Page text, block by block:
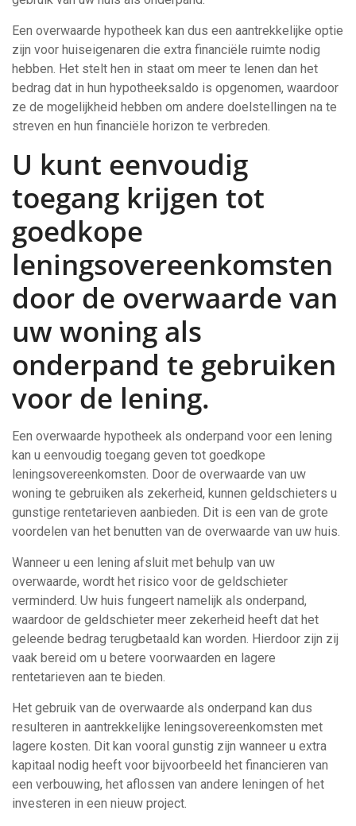
Een overwaarde hypotheek kan dus een aantrekkelijke optie
zijn voor huiseigenaren die extra financiële ruimte nodig
hebben. Het stelt hen in staat om meer te lenen dan het
bedrag dat in hun hypotheeksaldo is opgenomen, waardoor
ze de mogelijkheid hebben om andere doelstellingen na te
streven en hun financiële horizon te verbreden.
U kunt eenvoudig
toegang krijgen tot
goedkope
leningsovereenkomsten
door de overwaarde van
uw woning als
onderpand te gebruiken
voor de lening.
Een overwaarde hypotheek als onderpand voor een lening
kan u eenvoudig toegang geven tot goedkope
leningsovereenkomsten. Door de overwaarde van uw
woning te gebruiken als zekerheid, kunnen geldschieters u
gunstige rentetarieven aanbieden. Dit is een van de grote
voordelen van het benutten van de overwaarde van uw huis.
Wanneer u een lening afsluit met behulp van uw
overwaarde, wordt het risico voor de geldschieter
verminderd. Uw huis fungeert namelijk als onderpand,
waardoor de geldschieter meer zekerheid heeft dat het
geleende bedrag terugbetaald kan worden. Hierdoor zijn zij
vaak bereid om u betere voorwaarden en lagere
rentetarieven aan te bieden.
Het gebruik van de overwaarde als onderpand kan dus
resulteren in aantrekkelijke leningsovereenkomsten met
lagere kosten. Dit kan vooral gunstig zijn wanneer u extra
kapitaal nodig heeft voor bijvoorbeeld het financieren van
een verbouwing, het aflossen van andere leningen of het
investeren in een nieuw project.